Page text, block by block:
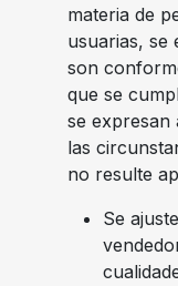
materia de
usuarias, se
son
que se
se expresan
las
no resulte
Se